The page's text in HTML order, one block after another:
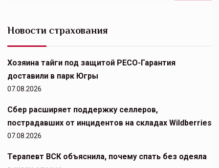
Новости страхования
Хозяина тайги под защитой РЕСО-Гарантия
доставили в парк Югры
07.08.2026
Сбер расширяет поддержку селлеров,
пострадавших от инцидентов на складах Wildberries
07.08.2026
Терапевт ВСК объяснила, почему спать без одеяла